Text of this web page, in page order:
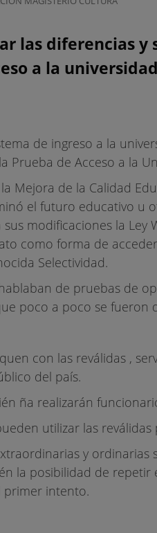
las diferencias
a la
de ingreso a la
Prueba de Acceso a la
Mejora de la Calidad
el futuro educativo u
modificaciones la Ley
como forma de
Selectividad.
de pruebas de
poco a poco se fueron
con las reválidas ,
del país.
ña realizarán
utilizar las
y
la posibilidad de
primer intento.